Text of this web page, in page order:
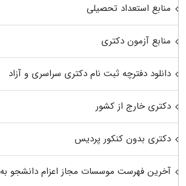
منابع استعداد تحصیلی
منابع آزمون دکتری
دانلود دفترچه ثبت نام دکتری سراسری و آزاد
دکتری خارج از کشور
دکتری بدون کنکور پردیس
آخرین فهرست موسسات مجاز اعزام دانشجو